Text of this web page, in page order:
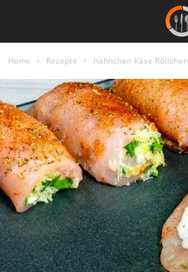
Home Rezepte Hähnchen Käse Röllchen